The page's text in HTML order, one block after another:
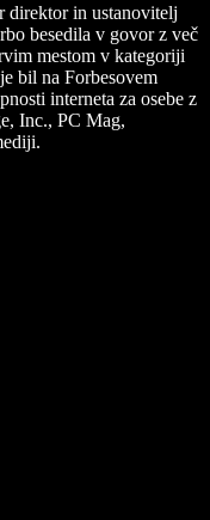
direktor in ustanovitelj
besedila v govor z več
mestom v kategoriji
bil na Forbesovem
interneta za osebe z
Inc., PC Mag,